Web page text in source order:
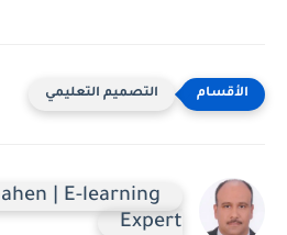
التصميم التعليمي
| E-learning
Expert